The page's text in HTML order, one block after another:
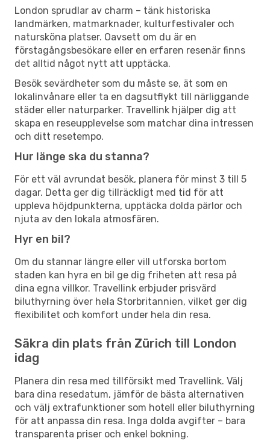
London sprudlar av charm – tänk historiska
landmärken, matmarknader, kulturfestivaler och
natursköna platser. Oavsett om du är en
förstagångsbesökare eller en erfaren resenär finns
det alltid något nytt att upptäcka.
Besök sevärdheter som du måste se, ät som en
lokalinvånare eller ta en dagsutflykt till närliggande
städer eller naturparker. Travellink hjälper dig att
skapa en reseupplevelse som matchar dina intressen
och ditt resetempo.
Hur länge ska du stanna?
För ett väl avrundat besök, planera för minst 3 till 5
dagar. Detta ger dig tillräckligt med tid för att
uppleva höjdpunkterna, upptäcka dolda pärlor och
njuta av den lokala atmosfären.
Hyr en bil?
Om du stannar längre eller vill utforska bortom
staden kan hyra en bil ge dig friheten att resa på
dina egna villkor. Travellink erbjuder prisvärd
biluthyrning över hela Storbritannien, vilket ger dig
flexibilitet och komfort under hela din resa.
Säkra din plats från Zürich till London
idag
Planera din resa med tillförsikt med Travellink. Välj
bara dina resedatum, jämför de bästa alternativen
och välj extrafunktioner som hotell eller biluthyrning
för att anpassa din resa. Inga dolda avgifter – bara
transparenta priser och enkel bokning.